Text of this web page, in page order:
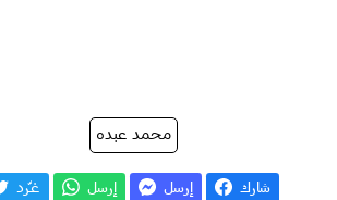
محمد عبده
شارك إرسل إرسل غـّرد